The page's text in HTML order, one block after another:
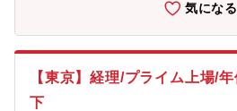
ネジメントをお任せする可能性があり
経営戦略にも携わっていただきます。
気になる
【東京】経理/プライム上場/
下